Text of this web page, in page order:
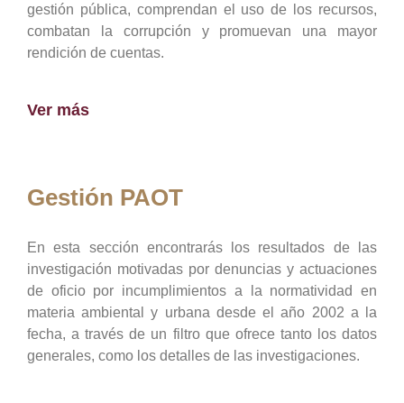
gestión pública, comprendan el uso de los recursos,
combatan la corrupción y promuevan una mayor
rendición de cuentas.
Ver más
Gestión PAOT
En esta sección encontrarás los resultados de las
investigación motivadas por denuncias y actuaciones
de oficio por incumplimientos a la normatividad en
materia ambiental y urbana desde el año 2002 a la
fecha, a través de un filtro que ofrece tanto los datos
generales, como los detalles de las investigaciones.